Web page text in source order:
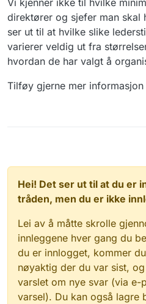
direktører og sjefer man skal
ser ut til at hvilke slike
varierer veldig ut fra
hvordan de har valgt å
Tilføy gjerne mer informasjon
Hei! Det ser ut til at du er
tråden, men du er ikke
Lei av å måtte skrolle
innleggene hver gang du
du er innlogget, kommer
nøyaktig der du var sist,
varslet om nye svar (via e-
varsel). Du kan også lagre